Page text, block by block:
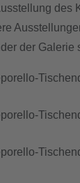
des
der